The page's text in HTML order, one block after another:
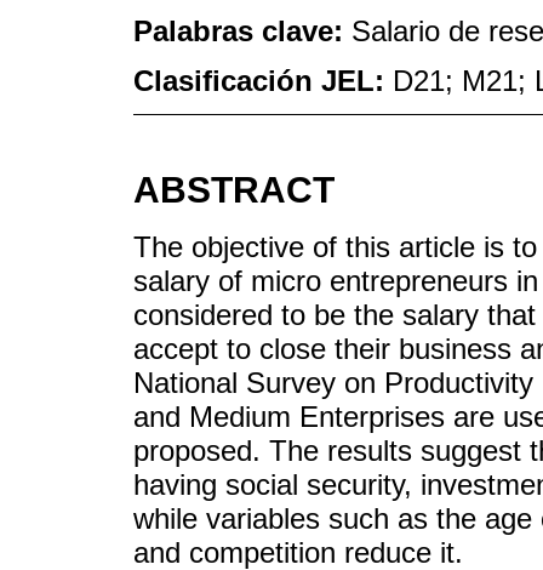
Palabras clave: Salario de
Clasificación JEL: D21; M21;
ABSTRACT
The objective of this article is
salary of micro entrepreneurs
considered to be the salary
accept to close their business
National Survey on
and Medium Enterprises are
proposed. The results suggest
having social security,
while variables such as the
and competition reduce it.